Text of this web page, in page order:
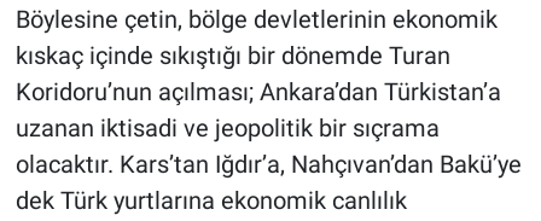
Böylesine çetin, bölge devletlerinin ekonomik
kıskaç içinde sıkıştığı bir dönemde Turan
Koridoru’nun açılması; Ankara’dan Türkistan’a
uzanan iktisadi ve jeopolitik bir sıçrama
olacaktır. Kars’tan Iğdır’a, Nahçıvan’dan Bakü’ye
dek Türk yurtlarına ekonomik canlılık